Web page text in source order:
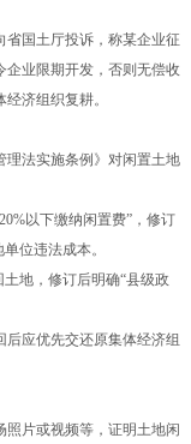
省国土厅投诉，称某企业征
企业限期开发，否则无偿收
济组织复耕。
理法实施条例》对闲置土地
以下缴纳闲置费”，修订
位违法成本。
地，修订后明确“县级政
应优先交还原集体经济组
片或视频等，证明土地闲